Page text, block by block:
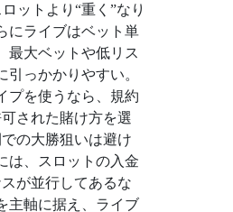
ットより“重く”なり
にライブはベット単
最大ベットや低リス
引っかかりやすい。
プを使うなら、規約
された賭け方を選
の大勝狙いは避け
は、スロットの入金
が並行してあるな
主軸に据え、ライブ